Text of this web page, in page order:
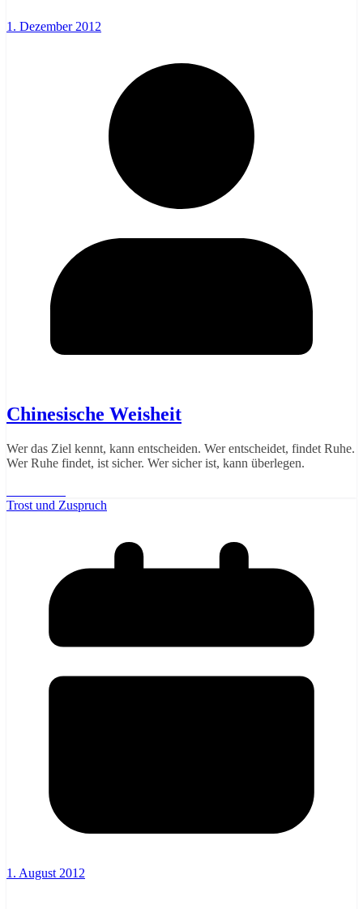
1. Dezember 2012
Chinesische Weisheit
Wer das Ziel kennt, kann entscheiden. Wer entscheidet, findet Ruhe.
Wer Ruhe findet, ist sicher. Wer sicher ist, kann überlegen.
Trost und Zuspruch
1. August 2012